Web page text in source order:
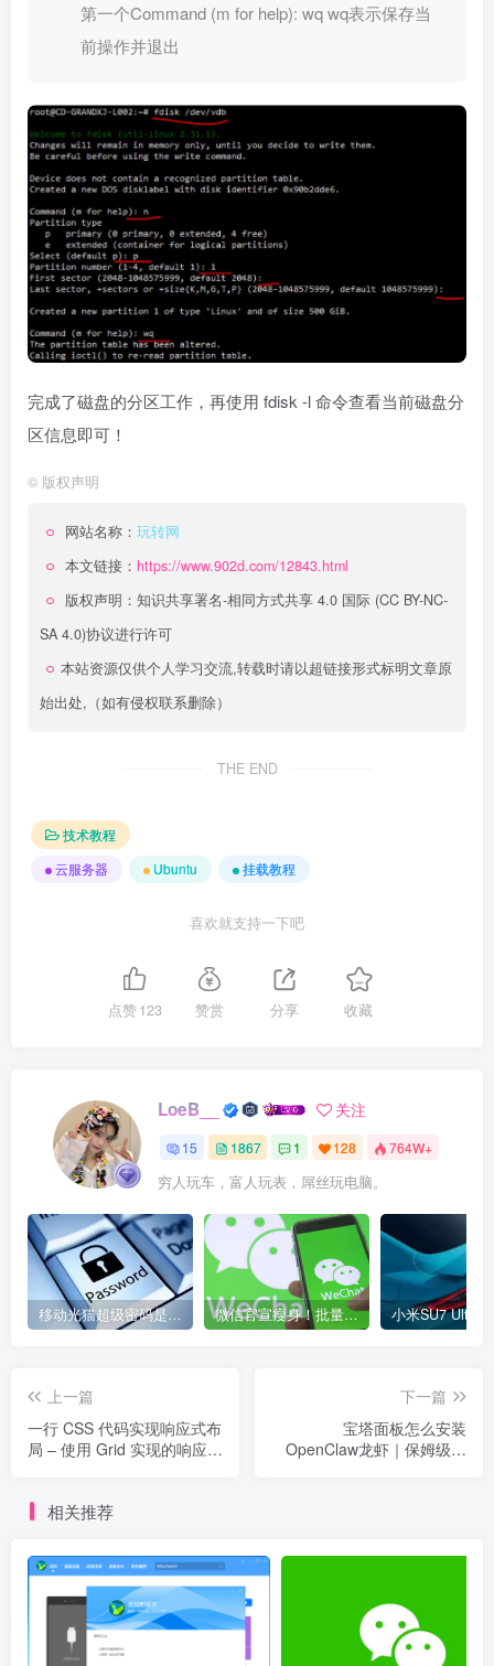
第一个Command (m for help): wq wq表示保存当
前操作并退出
完成了磁盘的分区工作，再使用 fdisk -l 命令查看当前磁盘分
区信息即可！
© 版权声明
网站名称： 玩转网
本文链接： https://www.902d.com/12843.html
版权声明： 知识共享署名-相同方式共享 4.0 国际 (CC BY-NC-
SA 4.0)协议进行许可
本站资源仅供个人学习交流,转载时请以超链接形式标明文章原
始出处,（如有侵权联系删除）
THE END
技术教程
云服务器
Ubuntu 挂载教程
喜欢就支持一下吧
点赞123 赞赏 分享 收藏
LoeB__ 关注
15 1867 1 128 764W+
穷人玩车，富人玩表，屌丝玩电脑。
移动光猫超级密码是多少？移动光猫超级管理员后台账号与密码 微信官宣瘦身！批量清理原图新功能来了 安卓、iOS均可使用
上一篇
一行 CSS 代码实现响应式布
局 – 使用 Grid 实现的响应式
下一篇
宝塔面板怎么安装
OpenClaw龙虾｜保姆级图
相关推荐